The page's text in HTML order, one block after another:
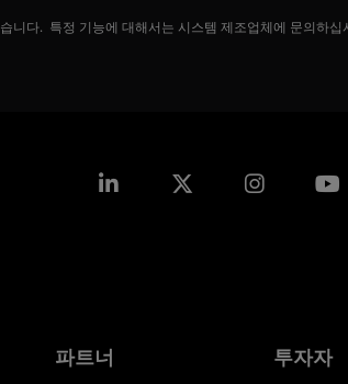
다. 특정 기능에 대해서는 시스템 제조업체에 문의하
Linkedin
파트너 투자자